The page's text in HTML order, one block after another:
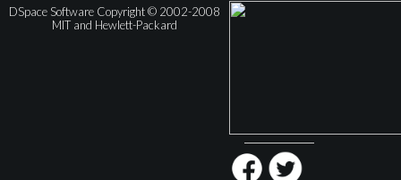
DSpace Software Copyright © 2002-2008
MIT and Hewlett-Packard